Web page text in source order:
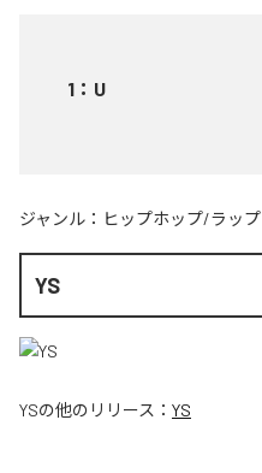
1 ： U
ジャンル： ヒップホップ/ラップ
YS
YSの他のリリース： YS